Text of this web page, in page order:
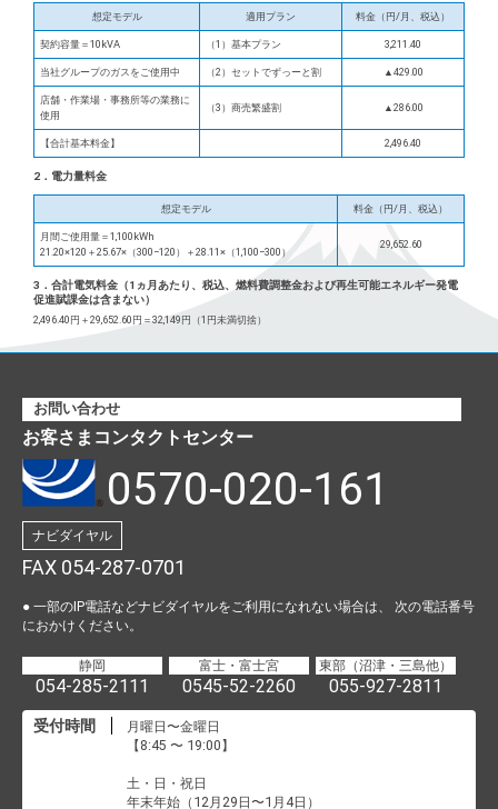
想定モデル 適用プラン 料金（円/月、税込）
契約容量＝10kVA （1）基本プラン 3,211.40
当社グループのガスをご使用中 （2）セットでずっーと割 ▲429.00
店舗・作業場・事務所等の業務に
使用
（3）商売繁盛割 ▲286.00
【合計基本料金】 2,496.40
2．電力量料金
想定モデル 料金（円/月、税込）
月間ご使用量＝1,100kWh
21.20×120＋25.67×（300−120）＋28.11×（1,100−300）
29,652.60
3．合計電気料金（1ヵ月あたり、税込、燃料費調整金および再生可能エネルギー発電
促進賦課金は含まない）
2,496.40円＋29,652.60円＝32,149円（1円未満切捨）
お問い合わせ
お客さまコンタクトセンター
0570-020-161
ナビダイヤル
FAX 054-287-0701
● 一部のIP電話などナビダイヤルをご利用になれない場合は、
次の電話番号
におかけください。
静岡
054-285-2111
富士・富士宮
0545-52-2260
東部（沼津・三島他）
055-927-2811
受付時間
月曜日〜金曜日
【8:45 〜 19:00】
土・日・祝日
年末年始（12月29日〜1月4日）